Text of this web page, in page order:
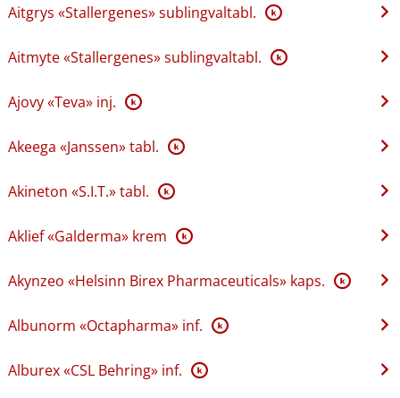
Aitgrys «Stallergenes» sublingvaltabl. K
Aitmyte «Stallergenes» sublingvaltabl. K
Ajovy «Teva» inj. K
Akeega «Janssen» tabl. K
Akineton «S.I.T.» tabl. K
Aklief «Galderma» krem K
Akynzeo «Helsinn Birex Pharmaceuticals» kaps. K
Albunorm «Octapharma» inf. K
Alburex «CSL Behring» inf. K